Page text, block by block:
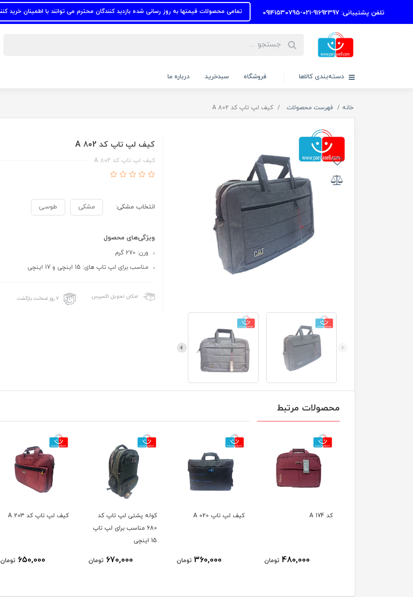
تلفن پشتیبانی: 91692397-021-09141530795 تمامی محصولات قیمتها به روز رسانی شده بازدید کنندگان محترم می توانند با اطمینان خرید کنند.
دسته‌بندی کالاها فروشگاه سبدخرید درباره ما
خانه فهرست محصولات کیف لپ تاپ کد A 802
کیف لپ تاپ کد A 802
کیف لپ تاپ کد A 802
انتخاب مشکی: مشکی طوسی
ویژگی‌های محصول
ورن: 270 گرم
مناسب برای لپ تاپ های: 15 اینچی و 17 اینچی
امکان تحویل اکسپرس ۷ روز ضمانت بازگشت
محصولات مرتبط
کد A 174
480,000 تومان
کیف لپ تاپ A 020
360,000 تومان
کوله پشتی لپ تاپ کد
680 مناسب برای لپ تاپ
15 اینچی
670,000 تومان
کیف لپ تاپ کد A 203
650,000 تومان